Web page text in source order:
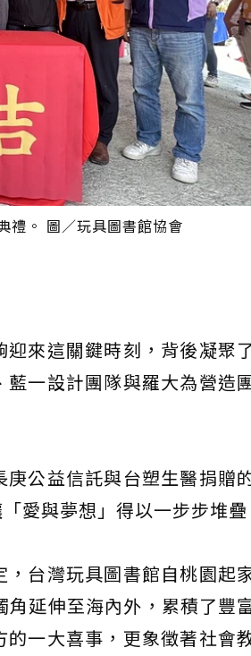
禮。 圖／玩具圖書館協會
來這關鍵時刻，背後凝聚
一設計團隊與羅大為營造
公益信託與台塑生醫捐贈
愛與夢想」得以一步步堆
台灣玩具圖書館自桃園起
延伸至海內外，累積了豐
一大喜事，更象徵著社會